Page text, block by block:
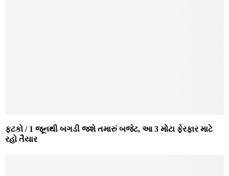
ફટકો / 1 જૂનથી બગડી જશે તમારું બજેટ, આ 3 મોટા ફેરફાર માટે
રહો તૈયાર